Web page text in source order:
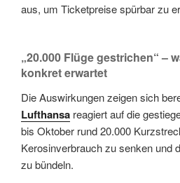
aus, um Ticketpreise spürbar zu
„20.000 Flüge gestrichen“ –
konkret erwartet
Die Auswirkungen zeigen sich
Lufthansa reagiert auf die
bis Oktober rund 20.000
Kerosinverbrauch zu senken und
zu bündeln.